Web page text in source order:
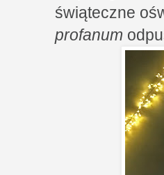
świąteczne
profanum